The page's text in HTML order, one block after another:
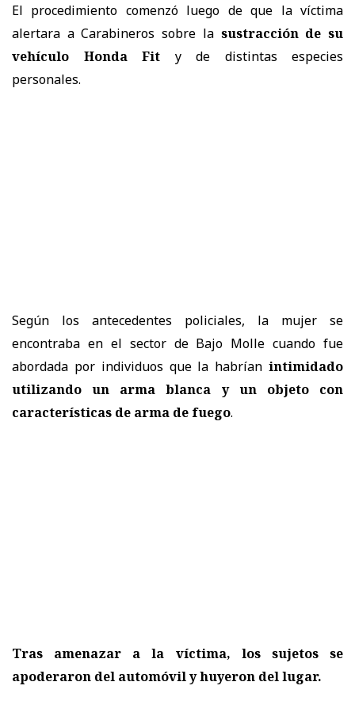
El procedimiento comenzó luego de que la víctima
alertara a Carabineros sobre la sustracción de su
vehículo Honda Fit y de distintas especies
personales.
Según los antecedentes policiales, la mujer se
encontraba en el sector de Bajo Molle cuando fue
abordada por individuos que la habrían intimidado
utilizando un arma blanca y un objeto con
características de arma de fuego.
Tras amenazar a la víctima, los sujetos se
apoderaron del automóvil y huyeron del lugar.